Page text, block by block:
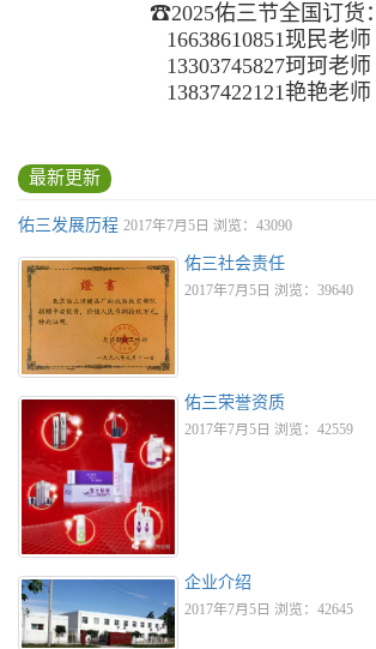
☎2025佑三节全国订货：
16638610851现民老师
13303745827珂珂老师
13837422121艳艳老师
最新更新
佑三发展历程 2017年7月5日 浏览：43090
佑三社会责任
2017年7月5日 浏览：39640
佑三荣誉资质
2017年7月5日 浏览：42559
企业介绍
2017年7月5日 浏览：42645